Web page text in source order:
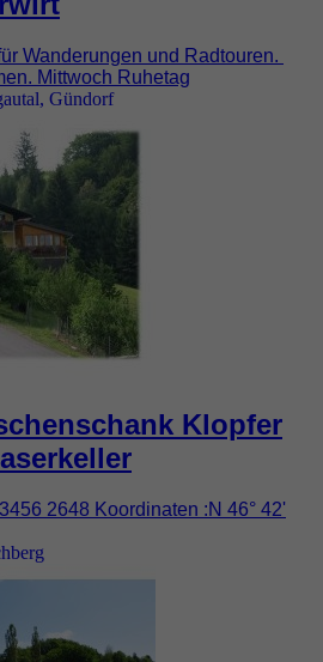
Wanderungen und Radtouren.
Mittwoch Ruhetag
, Gündorf
Klopfer
2648 Koordinaten :N 46° 42'